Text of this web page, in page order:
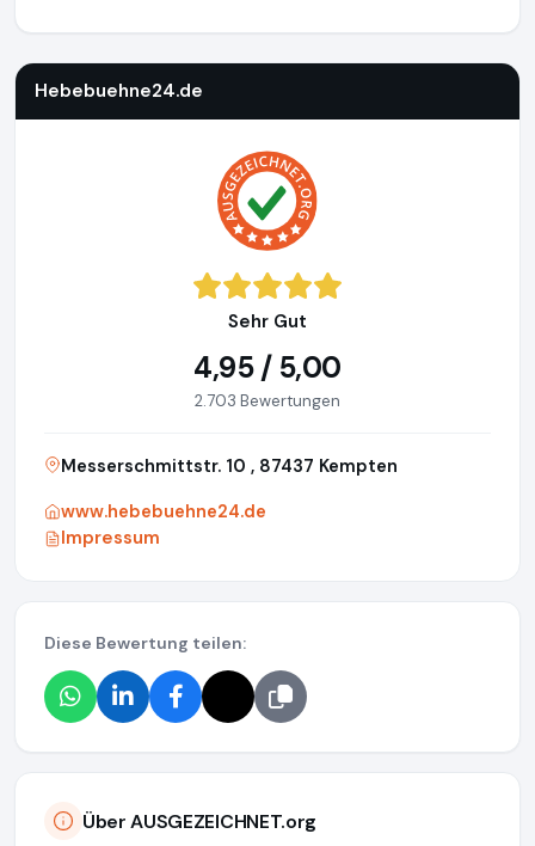
Hebebuehne24.de
Sehr Gut
4,95 / 5,00
2.703 Bewertungen
Messerschmittstr. 10 , 87437 Kempten
www.hebebuehne24.de
Impressum
Diese Bewertung teilen:
Über AUSGEZEICHNET.org